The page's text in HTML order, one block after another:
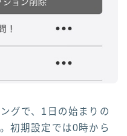
グで、1日の始まりの
初期設定では0時から